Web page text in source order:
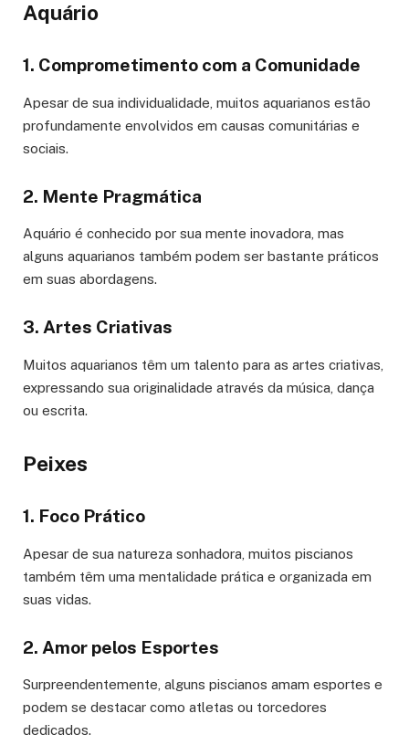
Aquário
1. Comprometimento com a Comunidade
Apesar de sua individualidade, muitos aquarianos estão
profundamente envolvidos em causas comunitárias e
sociais.
2. Mente Pragmática
Aquário é conhecido por sua mente inovadora, mas
alguns aquarianos também podem ser bastante práticos
em suas abordagens.
3. Artes Criativas
Muitos aquarianos têm um talento para as artes criativas,
expressando sua originalidade através da música, dança
ou escrita.
Peixes
1. Foco Prático
Apesar de sua natureza sonhadora, muitos piscianos
também têm uma mentalidade prática e organizada em
suas vidas.
2. Amor pelos Esportes
Surpreendentemente, alguns piscianos amam esportes e
podem se destacar como atletas ou torcedores
dedicados.